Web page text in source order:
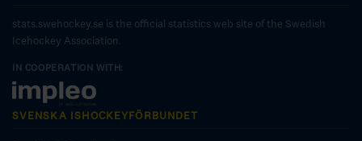
stats.swehockey.se is the official statistics web site of the Swedish
Icehockey Association.
IN COOPERATION WITH:
SVENSKA ISHOCKEYFÖRBUNDET